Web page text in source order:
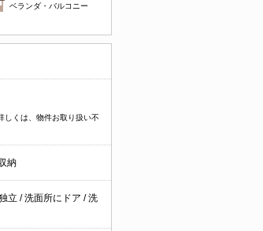
ベランダ・バルコニー
くは、物件お取り扱い不
納
立 /洗面所にドア /洗